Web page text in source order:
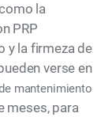
la
PRP
y la firmeza de
verse en
mantenimiento
meses, para